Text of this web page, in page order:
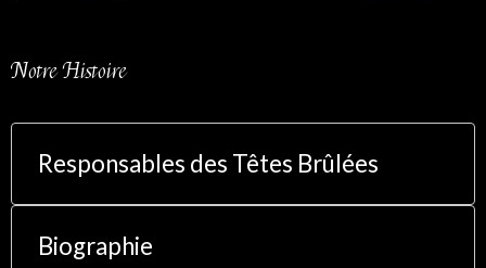
Notre Histoire
Responsables des Têtes Brûlées
Biographie